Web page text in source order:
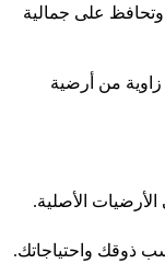
على جمالية
من أرضية
الأصلية.
ذوقك واحتياجاتك.